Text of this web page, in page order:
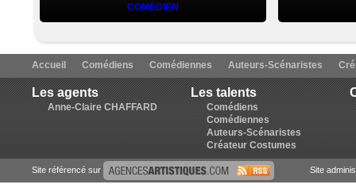
COMÉDIEN
Accueil Comédiens Comédiennes Auteurs-Scénaristes
Les agents
Anne-Claire CHAFFARD
Les talents
Comédiens
Comédiennes
Auteurs-Scénaristes
Créateur Costumes
Site référencé sur Site